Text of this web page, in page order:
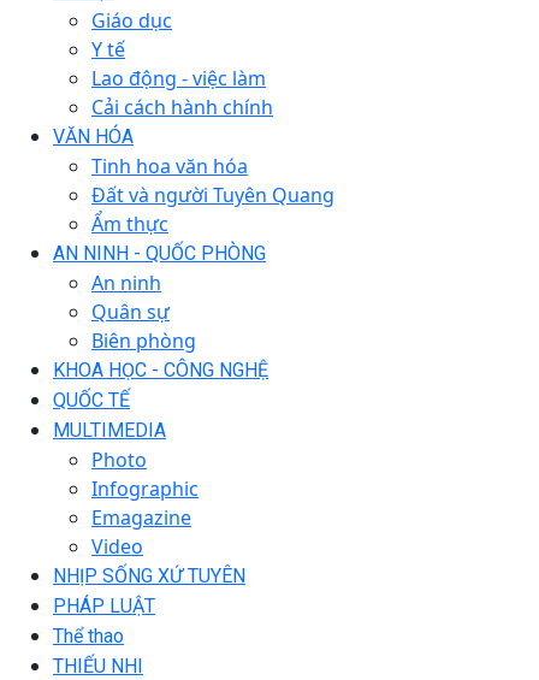
Giáo dục
Y tế
Lao động - việc làm
Cải cách hành chính
VĂN HÓA
Tinh hoa văn hóa
Đất và người Tuyên Quang
Ẩm thực
AN NINH - QUỐC PHÒNG
An ninh
Quân sự
Biên phòng
KHOA HỌC - CÔNG NGHỆ
QUỐC TẾ
MULTIMEDIA
Photo
Infographic
Emagazine
Video
NHỊP SỐNG XỨ TUYÊN
PHÁP LUẬT
Thể thao
THIẾU NHI